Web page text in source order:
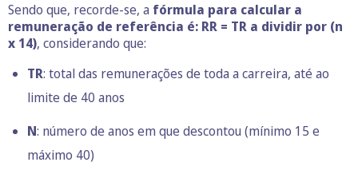
Sendo que, recorde-se, a fórmula para calcular a
remuneração de referência é: RR = TR a dividir por (n
x 14), considerando que:
TR: total das remunerações de toda a carreira, até ao
limite de 40 anos
N: número de anos em que descontou (mínimo 15 e
máximo 40)